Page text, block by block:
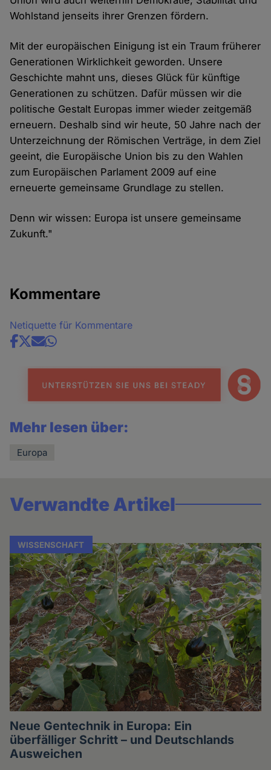
Wohlstand jenseits ihrer Grenzen fördern.
Mit der europäischen Einigung ist ein Traum früherer
Generationen Wirklichkeit geworden. Unsere
Geschichte mahnt uns, dieses Glück für künftige
Generationen zu schützen. Dafür müssen wir die
politische Gestalt Europas immer wieder zeitgemäß
erneuern. Deshalb sind wir heute, 50 Jahre nach der
Unterzeichnung der Römischen Verträge, in dem Ziel
geeint, die Europäische Union bis zu den Wahlen
zum Europäischen Parlament 2009 auf eine
erneuerte gemeinsame Grundlage zu stellen.
Denn wir wissen: Europa ist unsere gemeinsame
Zukunft."
Kommentare
Netiquette für Kommentare
Share
news
Mehr lesen über:
Europa
Verwandte Artikel
WISSENSCHAFT
Neue Gentechnik in Europa: Ein
überfälliger Schritt – und Deutschlands
Ausweichen